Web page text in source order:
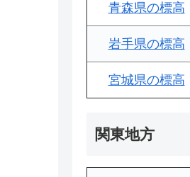
青森県の標高
岩手県の標高
宮城県の標高
関東地方